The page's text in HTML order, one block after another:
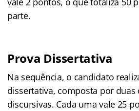
parte.
Prova Dissertativa
Na sequência, o candidato
dissertativa, composta por duas
discursivas. Cada uma vale 25